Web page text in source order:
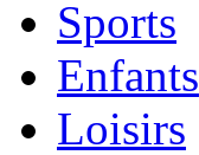
Sports
Enfants
Loisirs